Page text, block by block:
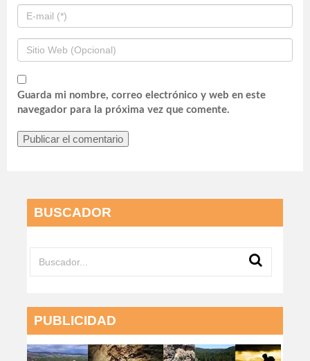
Guarda mi nombre, correo electrónico y web en este
navegador para la próxima vez que comente.
BUSCADOR
PUBLICIDAD